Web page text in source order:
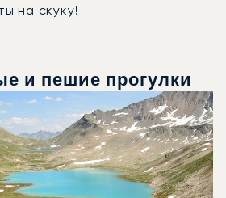
на скуку!
и пешие прогулки